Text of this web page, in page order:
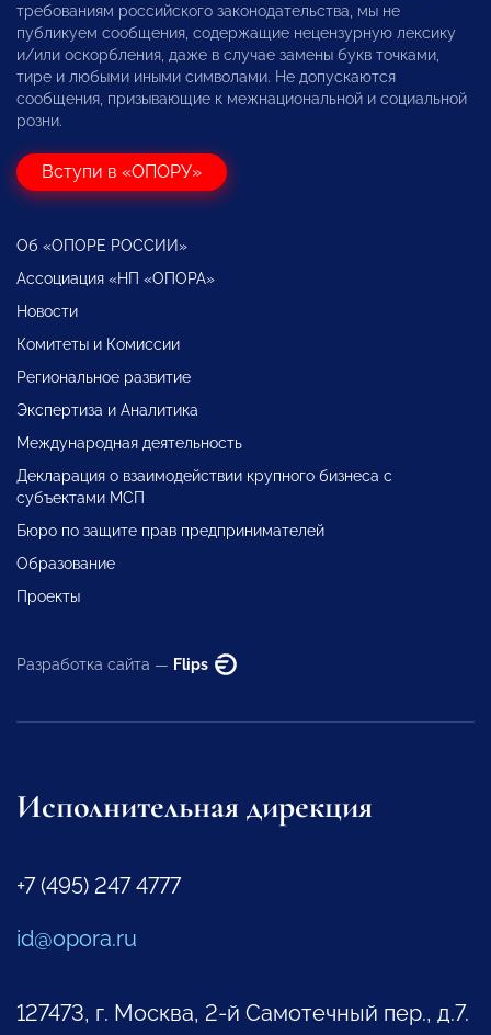
требованиям российского законодательства, мы не
публикуем сообщения, содержащие нецензурную лексику
и/или оскорбления, даже в случае замены букв точками,
тире и любыми иными символами. Не допускаются
сообщения, призывающие к межнациональной и социальной
розни.
Вступи в «ОПОРУ»
Об «ОПОРЕ РОССИИ»
Ассоциация «НП «ОПОРА»
Новости
Комитеты и Комиссии
Региональное развитие
Экспертиза и Аналитика
Международная деятельность
Декларация о взаимодействии крупного бизнеса с
субъектами МСП
Бюро по защите прав предпринимателей
Образование
Проекты
Разработка сайта — Flips
Исполнительная дирекция
+7 (495) 247 4777
id@opora.ru
127473, г. Москва, 2-й Самотечный пер., д.7.